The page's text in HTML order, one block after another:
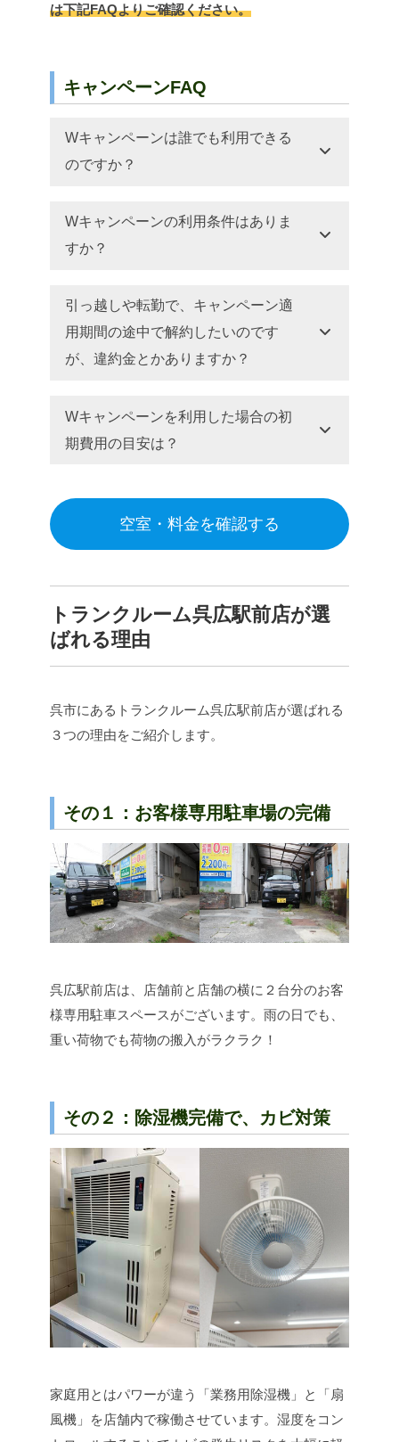
は下記FAQよりご確認ください。
キャンペーンFAQ
Wキャンペーンは誰でも利用できる
のですか？
Wキャンペーンの利用条件はありま
すか？
引っ越しや転勤で、キャンペーン適
用期間の途中で解約したいのです
が、違約金とかありますか？
Wキャンペーンを利用した場合の初
期費用の目安は？
空室・料金を確認する
トランクルーム呉広駅前店が選
ばれる理由
呉市にあるトランクルーム呉広駅前店が選ばれる
３つの理由をご紹介します。
その１：お客様専用駐車場の完備
呉広駅前店は、店舗前と店舗の横に２台分のお客
様専用駐車スペースがございます。雨の日でも、
重い荷物でも荷物の搬入がラクラク！
その２：除湿機完備で、カビ対策
家庭用とはパワーが違う「業務用除湿機」と「扇
風機」を店舗内で稼働させています。湿度をコン